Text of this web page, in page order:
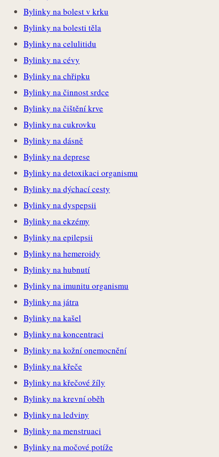
Bylinky na bolest v krku
Bylinky na bolesti těla
Bylinky na celulitidu
Bylinky na cévy
Bylinky na chřipku
Bylinky na činnost srdce
Bylinky na čištění krve
Bylinky na cukrovku
Bylinky na dásně
Bylinky na deprese
Bylinky na detoxikaci organismu
Bylinky na dýchací cesty
Bylinky na dyspepsii
Bylinky na ekzémy
Bylinky na epilepsii
Bylinky na hemeroidy
Bylinky na hubnutí
Bylinky na imunitu organismu
Bylinky na játra
Bylinky na kašel
Bylinky na koncentraci
Bylinky na kožní onemocnění
Bylinky na křeče
Bylinky na křečové žíly
Bylinky na krevní oběh
Bylinky na ledviny
Bylinky na menstruaci
Bylinky na močové potíže